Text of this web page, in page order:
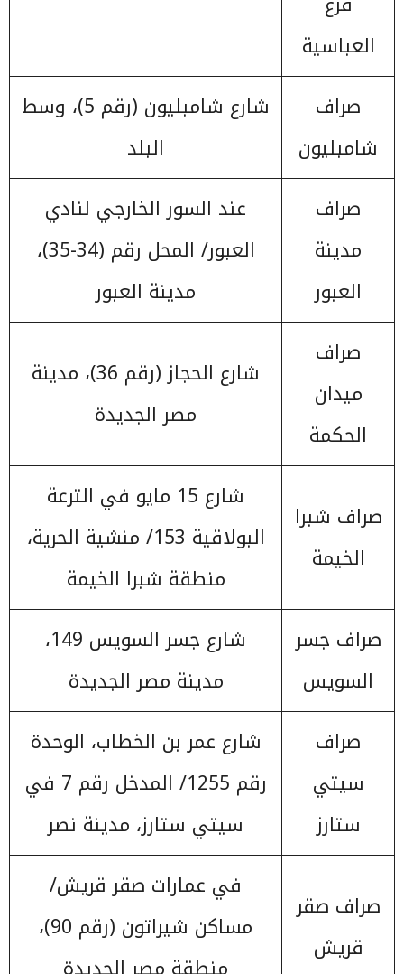
العباسية
صراف
شامبليون
شارع شامبليون (رقم 5)، وسط
البلد
صراف
مدينة
العبور
عند السور الخارجي لنادي
العبور/ المحل رقم (34-35)،
مدينة العبور
صراف
ميدان
الحكمة
شارع الحجاز (رقم 36)، مدينة
مصر الجديدة
صراف شبرا
الخيمة
شارع 15 مايو في الترعة
البولاقية 153/ منشية الحرية،
منطقة شبرا الخيمة
صراف جسر
السويس
شارع جسر السويس 149،
مدينة مصر الجديدة
صراف
سيتي
ستارز
شارع عمر بن الخطاب، الوحدة
رقم 1255/ المدخل رقم 7 في
سيتي ستارز، مدينة نصر
صراف صقر
قريش
في عمارات صقر قريش/
مساكن شيراتون (رقم 90)،